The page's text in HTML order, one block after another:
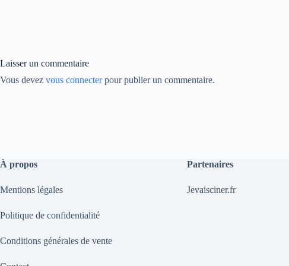
Laisser un commentaire
Vous devez vous connecterpour publier un commentaire.
À propos
Mentions légales
Politique de confidentialité
Conditions générales de vente
Partenaires
Jevaisciner.fr